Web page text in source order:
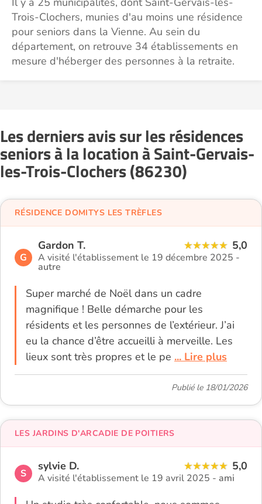
Trois-Clochers, munies d'au moins une résidence
pour seniors dans la Vienne. Au sein du
département, on retrouve 34 établissements en
mesure d'héberger des personnes à la retraite.
Les derniers avis sur les résidences
seniors à la location à Saint-Gervais-
les-Trois-Clochers (86230)
G
Gardon T. 5,0
A visité l'établissement le 19 décembre 2025 -
autre
Super marché de Noël dans un cadre
magnifique ! Belle démarche pour les
résidents et les personnes de l’extérieur. J’ai
eu la chance d’être accueilli à merveille. Les
lieux sont très propres et le pe ... Lire plus
RÉSIDENCE DOMITYS LES TRÈFLES
Publié le 18/01/2026
S
sylvie D. 5,0
A visité l'établissement le 19 avril 2025 - ami
LES JARDINS D'ARCADIE DE POITIERS